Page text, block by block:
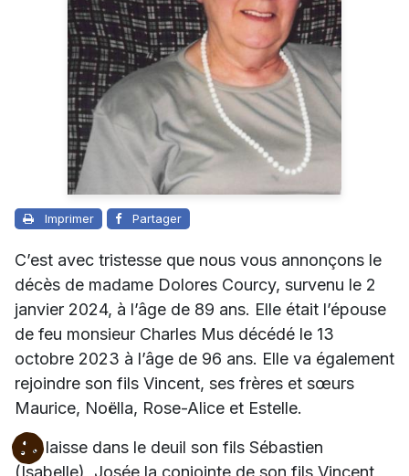
Imprimer Partager
C’est avec tristesse que nous vous annonçons le
décès de madame Dolores Courcy, survenu le 2
janvier 2024, à l’âge de 89 ans. Elle était l’épouse
de feu monsieur Charles Mus décédé le 13
octobre 2023 à l’âge de 96 ans. Elle va également
rejoindre son fils Vincent, ses frères et sœurs
Maurice, Noëlla, Rose-Alice et Estelle.
Elle laisse dans le deuil son fils Sébastien
(Isabelle), Josée la conjointe de son fils Vincent,